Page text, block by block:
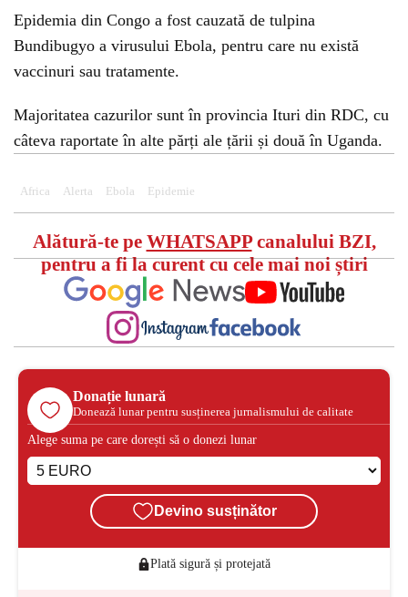
Epidemia din Congo a fost cauzată de tulpina
Bundibugyo a virusului Ebola, pentru care nu există
vaccinuri sau tratamente.
Majoritatea cazurilor sunt în provincia Ituri din RDC, cu
câteva raportate în alte părți ale țării și două în Uganda.
Africa Alerta Ebola Epidemie
Alătură-te pe WHATSAPPcanalului BZI,
pentru a fi la curent cu cele mai noi știri
Donație lunară
Donează lunar pentru susținerea jurnalismului de calitate
Alege suma pe care dorești să o donezi lunar
Devino susținător
Plată sigură și protejată